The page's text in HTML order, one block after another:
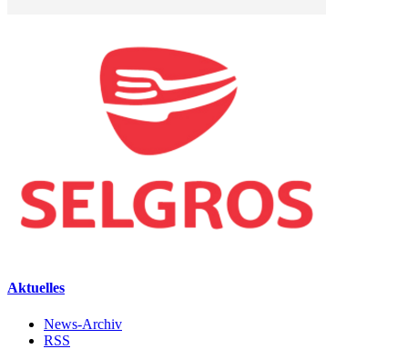
Aktuelles
News-Archiv
RSS